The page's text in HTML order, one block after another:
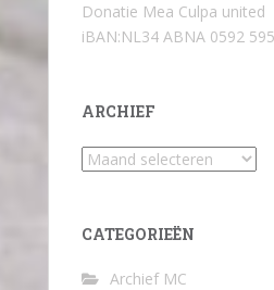
Donatie Mea Culpa united
iBAN:NL34 ABNA 0592
ARCHIEF
Archief
CATEGORIEËN
Archief MC